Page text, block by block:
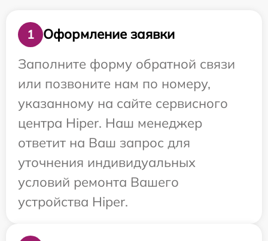
1
Оформление заявки
Заполните форму обратной связи
или позвоните нам по номеру,
указанному на сайте сервисного
центра Hiper. Наш менеджер
ответит на Ваш запрос для
уточнения индивидуальных
условий ремонта Вашего
устройства Hiper.